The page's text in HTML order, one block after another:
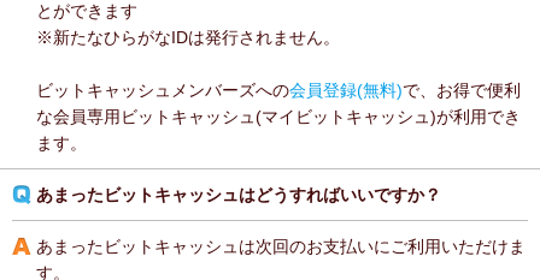
とができます
※新たなひらがなIDは発行されません。
ビットキャッシュメンバーズへの会員登録(無料)で、お得で便利
な会員専用ビットキャッシュ(マイビットキャッシュ)が利用でき
ます。
あまったビットキャッシュはどうすればいいですか？
あまったビットキャッシュは次回のお支払いにご利用いただけま
す。